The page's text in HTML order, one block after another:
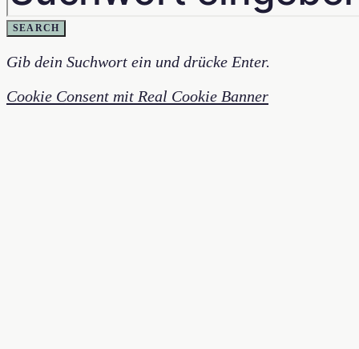
SEARCH
Gib dein Suchwort ein und drücke Enter.
Cookie Consent mit Real Cookie Banner